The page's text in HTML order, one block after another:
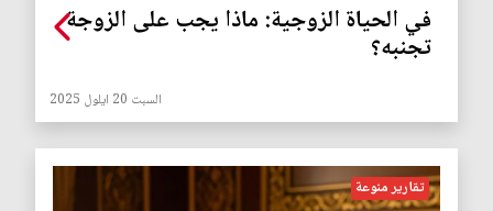
في الحياة الزوجية: ماذا يجب على الزوجة
تجنبه؟
السبت 20 ايلول 2025
تقارير منوعة